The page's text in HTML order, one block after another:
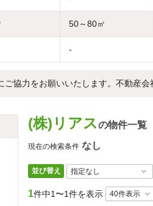
50～80㎡
-
ご協力をお願いいたします。不動産
(株)リアスの物件一覧
現在の検索条件 なし
並び替え
1件中1〜1件を表示